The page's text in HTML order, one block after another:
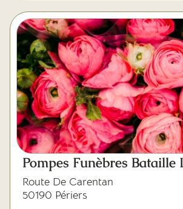
Pompes Funèbres Bataille
Route De Carentan
50190 Périers